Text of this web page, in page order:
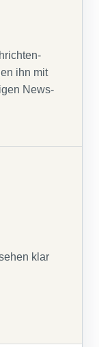
ihn mit
News-
klar